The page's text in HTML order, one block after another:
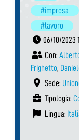
#impresa
#lavoro
06/10/2023
Con:
Frighetto,
Sede:
Tipologia:
Lingua: